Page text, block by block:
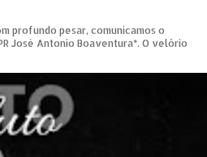
profundo pesar, comunicamos o
José Antonio Boaventura*. O velório